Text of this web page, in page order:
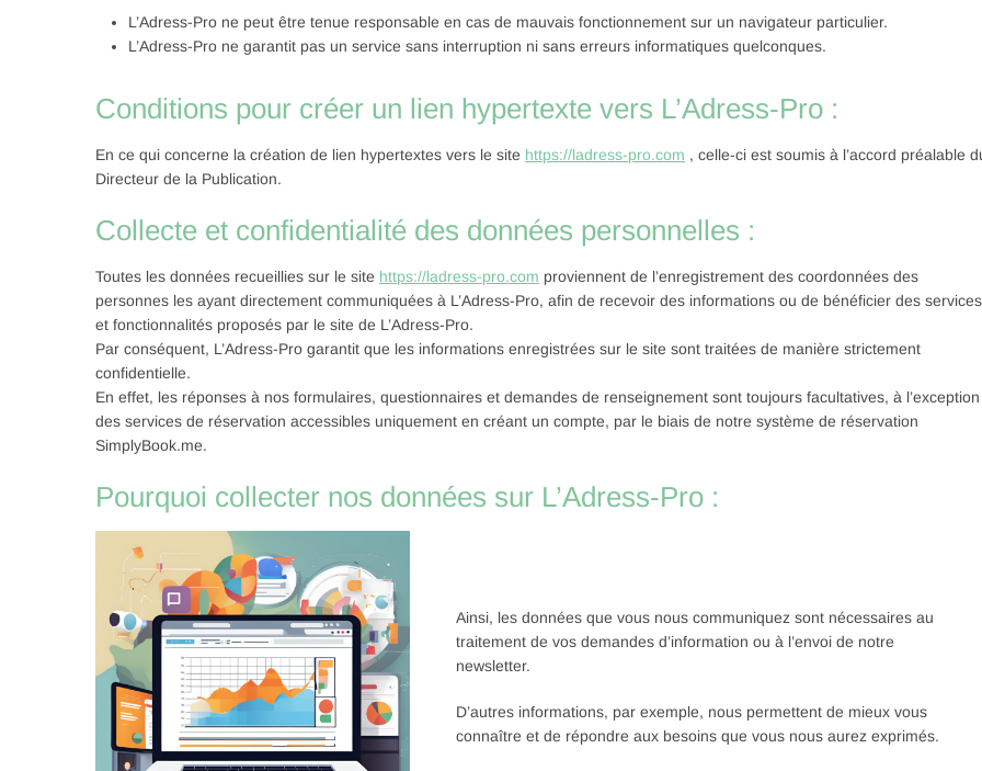
L’Adress-Pro ne peut être tenue responsable en cas de mauvais fonctionnement sur un navigateur particulier.
L’Adress-Pro ne garantit pas un service sans interruption ni sans erreurs informatiques quelconques.
Conditions pour créer un lien hypertexte vers L’Adress-Pro :
En ce qui concerne la création de lien hypertextes vers le site https://ladress-pro.com , celle-ci est soumis à l’accord préalable
Directeur de la Publication.
Collecte et confidentialité des données personnelles :
Toutes les données recueillies sur le site https://ladress-pro.com proviennent de l’enregistrement des coordonnées des
personnes les ayant directement communiquées à L’Adress-Pro, afin de recevoir des informations ou de bénéficier des services
et fonctionnalités proposés par le site de L’Adress-Pro.
Par conséquent, L’Adress-Pro garantit que les informations enregistrées sur le site sont traitées de manière strictement
confidentielle.
En effet, les réponses à nos formulaires, questionnaires et demandes de renseignement sont toujours facultatives, à l’exception
des services de réservation accessibles uniquement en créant un compte, par le biais de notre système de réservation
SimplyBook.me.
Pourquoi collecter nos données sur L’Adress-Pro :
Ainsi, les données que vous nous communiquez sont nécessaires au
traitement de vos demandes d’information ou à l’envoi de notre
newsletter.
D’autres informations, par exemple, nous permettent de mieux vous
connaître et de répondre aux besoins que vous nous aurez exprimés.